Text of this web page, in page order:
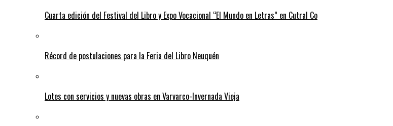
Cuarta edición del Festival del Libro y Expo Vocacional “El Mundo en Letras” en Cutral Co
Récord de postulaciones para la Feria del Libro Neuquén
Lotes con servicios y nuevas obras en Varvarco-Invernada Vieja